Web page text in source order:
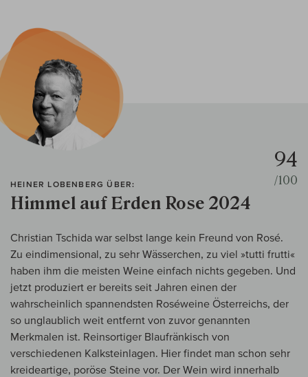
HEINER LOBENBERG ÜBER:
Himmel auf Erden Rose 2024
94
/100
Christian Tschida war selbst lange kein Freund von Rosé.
Zu eindimensional, zu sehr Wässerchen, zu viel »tutti frutti«
haben ihm die meisten Weine einfach nichts gegeben. Und
jetzt produziert er bereits seit Jahren einen der
wahrscheinlich spannendsten Roséweine Österreichs, der
so unglaublich weit entfernt von zuvor genannten
Merkmalen ist. Reinsortiger Blaufränkisch von
verschiedenen Kalksteinlagen. Hier findet man schon sehr
kreideartige, poröse Steine vor. Der Wein wird innerhalb